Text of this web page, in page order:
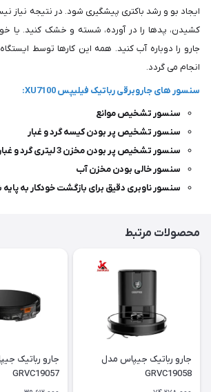
ایجاد بو و رشد باکتری پیشگیری شود. در نتیجه نیاز
کشیدن، پدها را در آورده، شسته و خشک کنید. یا
جارو را دوباره آب کنید. همه این کارها توسط
انجام می گردد.
سنسور های جاروبرقی رباتیک فیلیپس XU7100:
سنسور تشخیص موانع
سنسور تشخیص پر بودن کیسه گرد و غبار
سنسور تشخیص پر بودن مخزن 3 لیتری گرد و غبار
سنسور خالی بودن مخزن آب
سنسور ناوبری دقیق برای بازگشت خودکار به پایه
محصولات مرتبط
جارو رباتيک جيپاس مدل
GRVC19058
جارو رباتيک
GRVC19057